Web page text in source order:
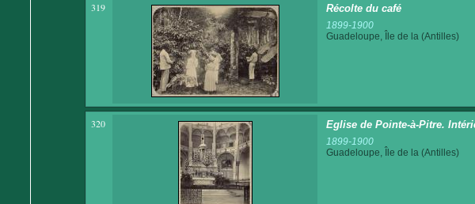
319 Récolte du café
1899-1900
Guadeloupe, Île de la (Antilles)
320 Eglise de Pointe-à-Pitre.
1899-1900
Guadeloupe, Île de la (Antilles)